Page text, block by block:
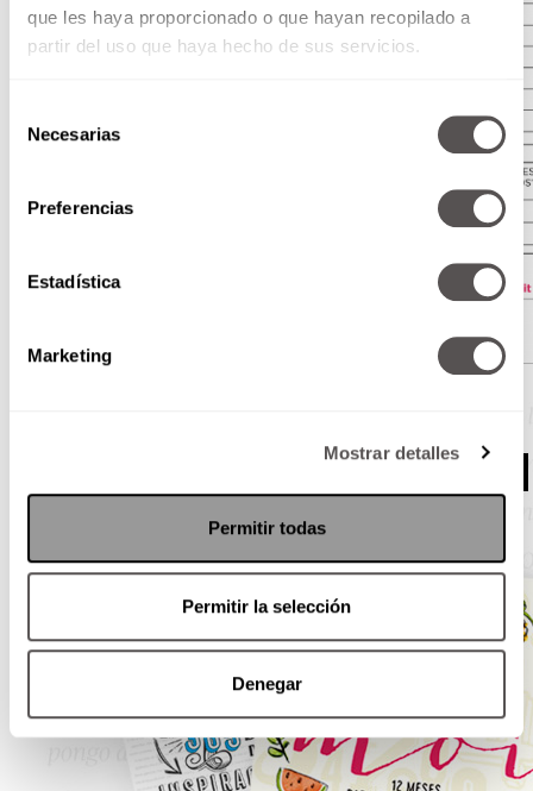
que les haya proporcionado o que hayan recopilado a
partir del uso que haya hecho de sus servicios.
Necesarias
Preferencias
Estadística
Marketing
Mostrar detalles
Permitir todas
Permitir la selección
Denegar